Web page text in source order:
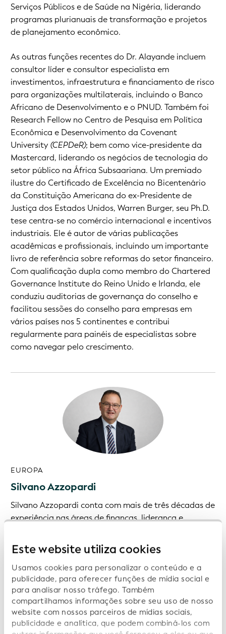
Este website utiliza cookies
Usamos cookies para personalizar o conteúdo e a
publicidade, para oferecer funções de mídia social e
para analisar nosso tráfego. Também
compartilhamos informações sobre seu uso de nosso
website com nossos parceiros de mídias sociais,
publicidade e analítica, que podem combiná-los com
Serviços Públicos e de Saúde na Nigéria, liderando
programas plurianuais de transformação e projetos
de planejamento econômico.
As outras funções recentes do Dr. Alayande incluem
consultor líder e consultor especialista em
investimentos, infraestrutura e financiamento de risco
para organizações multilaterais, incluindo o Banco
Africano de Desenvolvimento e o PNUD. Também foi
Research Fellow no Centro de Pesquisa em Política
Econômica e Desenvolvimento da Covenant
University (CEPDeR); bem como vice-presidente da
Mastercard, liderando os negócios de tecnologia do
setor público na África Subsaariana. Um premiado
ilustre do Certificado de Excelência no Bicentenário
da Constituição Americana do ex-Presidente de
Justiça dos Estados Unidos, Warren Burger, seu Ph.D.
tese centra-se no comércio internacional e incentivos
industriais. Ele é autor de várias publicações
acadêmicas e profissionais, incluindo um importante
livro de referência sobre reformas do setor financeiro.
Com qualificação dupla como membro do Chartered
Governance Institute do Reino Unido e Irlanda, ele
conduziu auditorias de governança do conselho e
facilitou sessões do conselho para empresas em
vários países nos 5 continentes e contribui
regularmente para painéis de especialistas sobre
como navegar pelo crescimento.
EUROPA
Silvano Azzopardi
Silvano Azzopardi conta com mais de três décadas de
experiência nas áreas de finanças, liderança e
Europa, Ásia e África. Atualmente, desempenha as
funções de Diretor Financeiro do Grupo na Hudson
Holdings Ltd., um grupo multinacional de retalho e
distribuição que opera em oito países.
Antes de ingressar na Hudson, Silvano passou mais de
vinte anos na Ásia na Gentherm Inc., onde ocupou
vários cargos de direção, incluindo o de Diretor-Geral